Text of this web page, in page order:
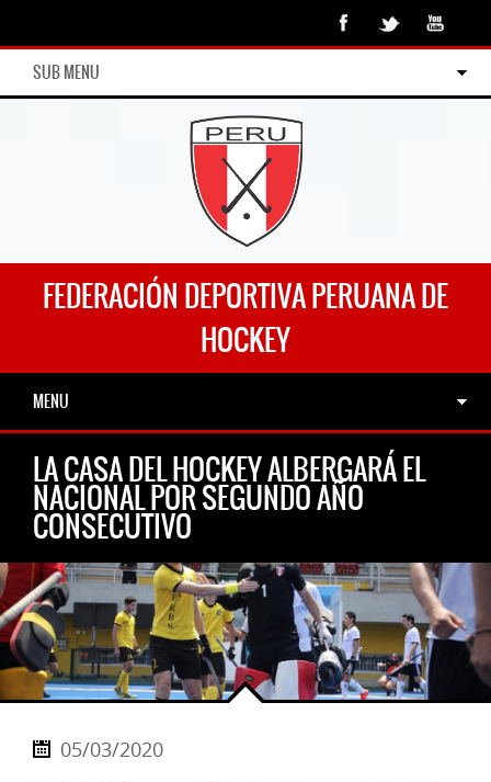
SUB MENU
FEDERACIÓN DEPORTIVA PERUANA DE
HOCKEY
MENU
LA CASA DEL HOCKEY ALBERGARÁ EL
NACIONAL POR SEGUNDO AÑO
CONSECUTIVO
05/03/2020